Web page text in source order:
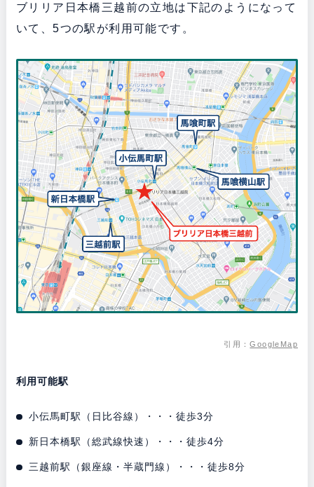
ブリリア日本橋三越前の立地は下記のようになって
いて、5つの駅が利用可能です。
引用：GoogleMap
利用可能駅
小伝馬町駅（日比谷線）・・・徒歩3分
新日本橋駅（総武線快速）・・・徒歩4分
三越前駅（銀座線・半蔵門線）・・・徒歩8分